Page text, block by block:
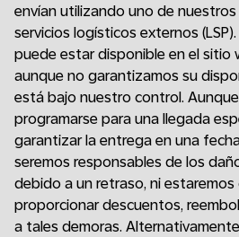
envían utilizando uno de
servicios logísticos externos
puede estar disponible en el sitio
aunque no garantizamos su
está bajo nuestro control.
programarse para una llegada
garantizar la entrega en una
seremos responsables de los
debido a un retraso, ni
proporcionar descuentos,
a tales demoras.